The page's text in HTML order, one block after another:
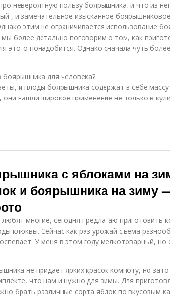
невероятную пользу боярышника, и что из
, и замечательное изысканное
этим не ограничивается использование
более детально поговорим о том, как
этого понадобится. Однако сначала чуть
боярышника для человека?
и плоды боярышника содержат в себе
они нашли широкое применение не только в
с яблоками на
и боярышника на зиму
многие, сегодня предлагаю приготовить
клюквы. Сейчас как раз урожай съёма
У меня в этом году мелкотоварный, но
не придает ярких красок компоту, но
что нам и нужно для зимы. Для
брать различные сорта яблок по вкусовым